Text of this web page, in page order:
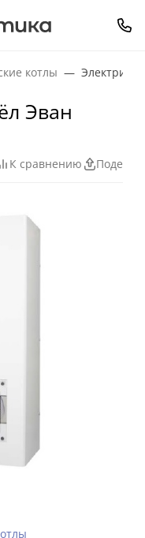
котлы
Эван
К сравнению